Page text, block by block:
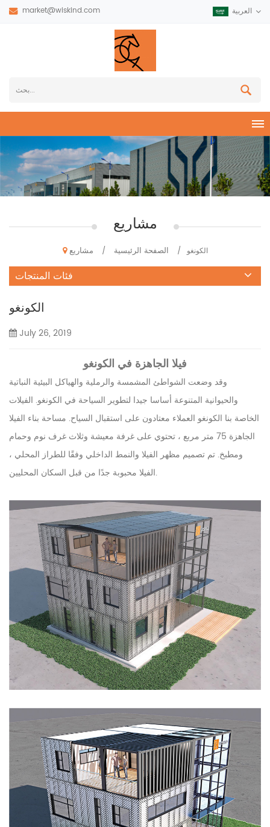
market@wiskind.com العربية
مشاريع
الصفحة الرئيسية / مشاريع / الكونغو
فئات المنتجات
الكونغو
July 26, 2019
فيلا الجاهزة في الكونغو
وقد وضعت الشواطئ المشمسة والرملية والهياكل البيئية النباتية
والحيوانية المتنوعة أساسا جيدا لتطوير السياحة في الكونغو. الفيلات
الخاصة بنا الكونغو العملاء معتادون على استقبال السياح. مساحة بناء الفيلا
الجاهزة 75 متر مربع ، تحتوي على غرفة معيشة وثلاث غرف نوم وحمام
ومطبخ. تم تصميم مظهر الفيلا والنمط الداخلي وفقًا للطراز المحلي ،
الفيلا محبوبة جدًا من قبل السكان المحليين.